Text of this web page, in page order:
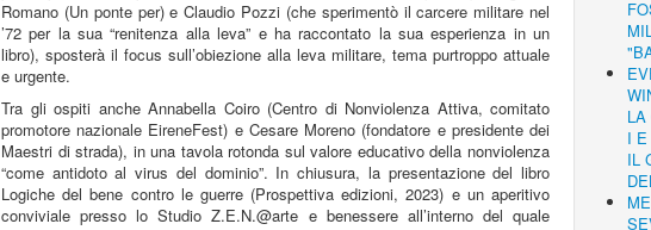
Romano (Un ponte per) e Claudio Pozzi (che sperimentò il carcere militare nel
’72 per la sua “renitenza alla leva” e ha raccontato la sua esperienza in un
libro), sposterà il focus sull’obiezione alla leva militare, tema purtroppo attuale
e urgente.
Tra gli ospiti anche Annabella Coiro (Centro di Nonviolenza Attiva, comitato
promotore nazionale EireneFest) e Cesare Moreno (fondatore e presidente dei
Maestri di strada), in una tavola rotonda sul valore educativo della nonviolenza
“come antidoto al virus del dominio”. In chiusura, la presentazione del libro
Logiche del bene contro le guerre (Prospettiva edizioni, 2023) e un aperitivo
conviviale presso lo Studio Z.E.N.@arte e benessere all’interno del quale
I
IL